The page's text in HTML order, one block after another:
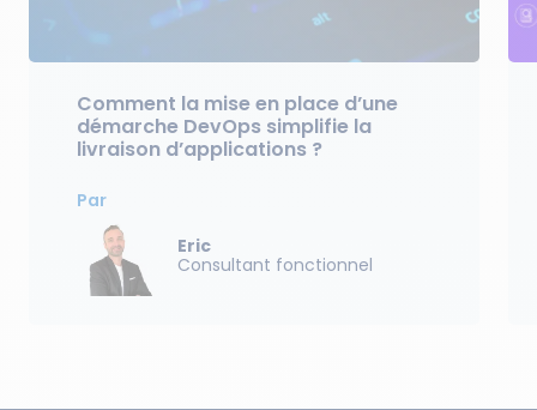
Comment la mise en place d’une
démarche DevOps simplifie la
livraison d’applications ?
Par
Eric
Consultant fonctionnel